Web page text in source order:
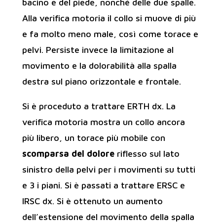
bacino e del piede, nonché delle due spalle.
Alla verifica motoria il collo si muove di più
e fa molto meno male, così come torace e
pelvi. Persiste invece la limitazione al
movimento e la dolorabilità alla spalla
destra sul piano orizzontale e frontale.
Si è proceduto a trattare ERTH dx. La
verifica motoria mostra un collo ancora
più libero, un torace più mobile con
scomparsa del doloreriflesso sul lato
sinistro della pelvi per i movimenti su tutti
e 3 i piani. Si è passati a trattare ERSC e
IRSC dx. Si è ottenuto un aumento
dell’estensione del movimento della spalla